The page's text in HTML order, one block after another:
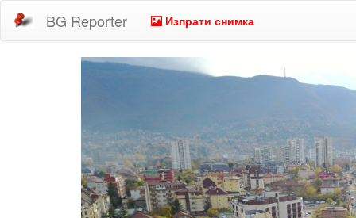
BG Reporter Изпрати снимка